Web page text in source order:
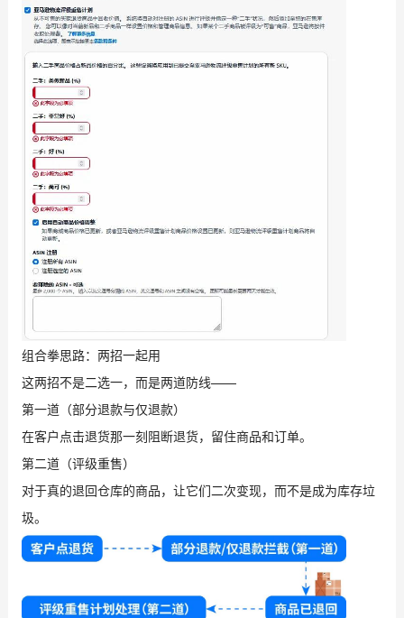
组合拳思路：两招一起用
这两招不是二选一，而是两道防线——
第一道（部分退款与仅退款）
在客户点击退货那一刻阻断退货，留住商品和订单。
第二道（评级重售）
对于真的退回仓库的商品，让它们二次变现，而不是成为库存垃
圾。